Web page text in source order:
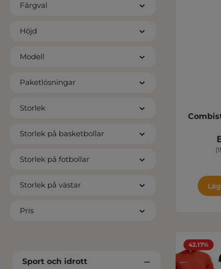
Färgval
Höjd
Modell
Paketlösningar
Storlek
Storlek på basketbollar
Storlek på fotbollar
Storlek på västar
Pris
Sport och idrott
42.17%